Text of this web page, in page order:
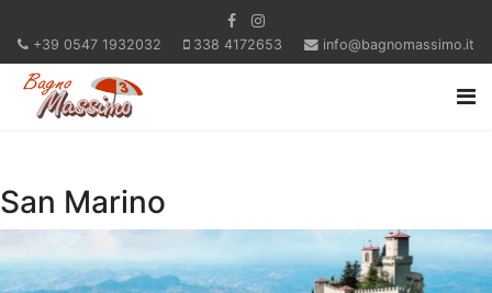
+39 0547 1932032 338 4172653 info@bagnomassimo.it
San Marino